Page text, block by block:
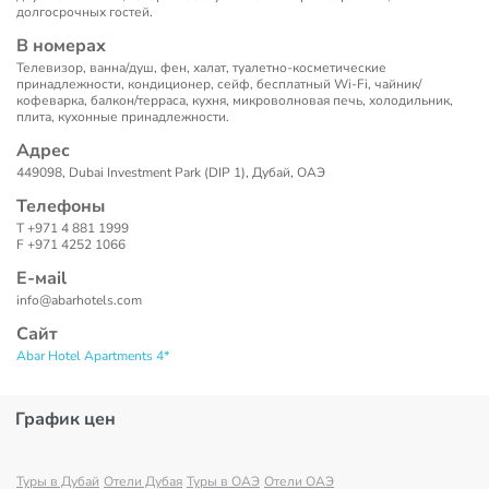
долгосрочных гостей.
В номерах
Телевизор, ванна/душ, фен, халат, туалетно-косметические
принадлежности, кондиционер, сейф, бесплатный Wi-Fi, чайник/
кофеварка, балкон/терраса, кухня, микроволновая печь, холодильник,
плита, кухонные принадлежности.
Адрес
449098, Dubai Investment Park (DIP 1), Дубай, ОАЭ
Телефоны
T +971 4 881 1999
F +971 4252 1066
Е-маil
info@abarhotels.com
Сайт
Abar Hotel Apartments 4*
График цен
Туры в Дубай Отели Дубая Туры в ОАЭ Отели ОАЭ